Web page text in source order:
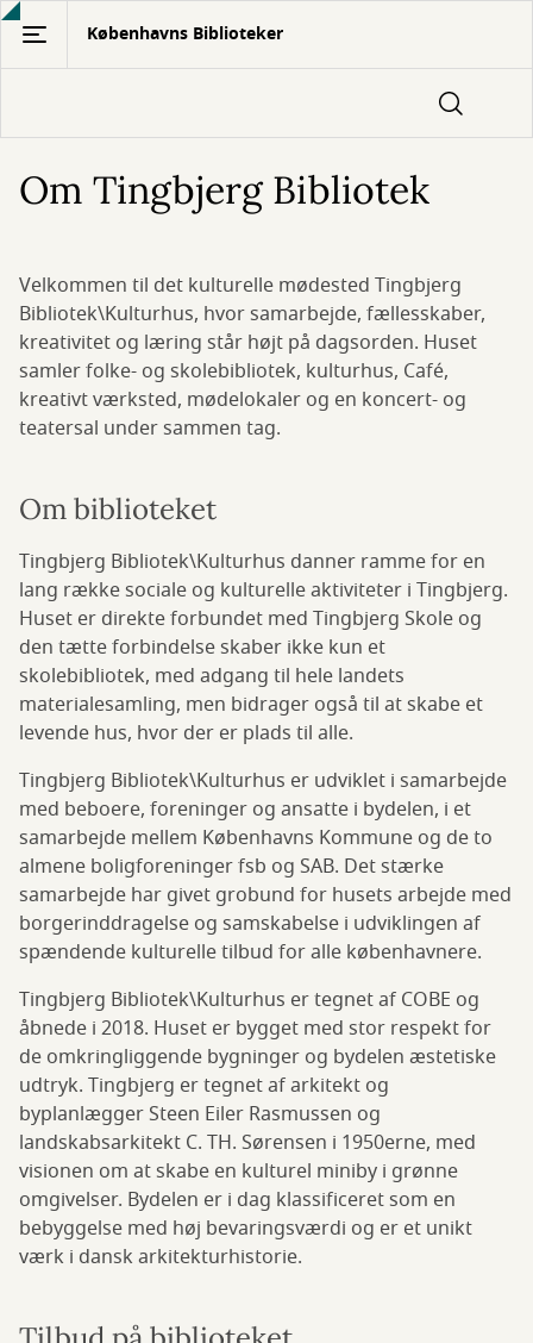
Gå
hovedindhold
Københavns Biblioteker
Om Tingbjerg Bibliotek
Velkommen til det kulturelle mødested Tingbjerg
Bibliotek\Kulturhus, hvor samarbejde, fællesskaber,
kreativitet og læring står højt på dagsorden. Huset
samler folke- og skolebibliotek, kulturhus, Café,
kreativt værksted, mødelokaler og en koncert- og
teatersal under sammen tag.
Om biblioteket
Tingbjerg Bibliotek\Kulturhus danner ramme for en
lang række sociale og kulturelle aktiviteter i Tingbjerg.
Huset er direkte forbundet med Tingbjerg Skole og
den tætte forbindelse skaber ikke kun et
skolebibliotek, med adgang til hele landets
materialesamling, men bidrager også til at skabe et
levende hus, hvor der er plads til alle.
Tingbjerg Bibliotek\Kulturhus er udviklet i samarbejde
med beboere, foreninger og ansatte i bydelen, i et
samarbejde mellem Københavns Kommune og de to
almene boligforeninger fsb og SAB. Det stærke
samarbejde har givet grobund for husets arbejde med
borgerinddragelse og samskabelse i udviklingen af
spændende kulturelle tilbud for alle københavnere.
Tingbjerg Bibliotek\Kulturhus er tegnet af COBE og
åbnede i 2018. Huset er bygget med stor respekt for
de omkringliggende bygninger og bydelen æstetiske
udtryk. Tingbjerg er tegnet af arkitekt og
byplanlægger Steen Eiler Rasmussen og
landskabsarkitekt C. TH. Sørensen i 1950erne, med
visionen om at skabe en kulturel miniby i grønne
omgivelser. Bydelen er i dag klassificeret som en
bebyggelse med høj bevaringsværdi og er et unikt
værk i dansk arkitekturhistorie.